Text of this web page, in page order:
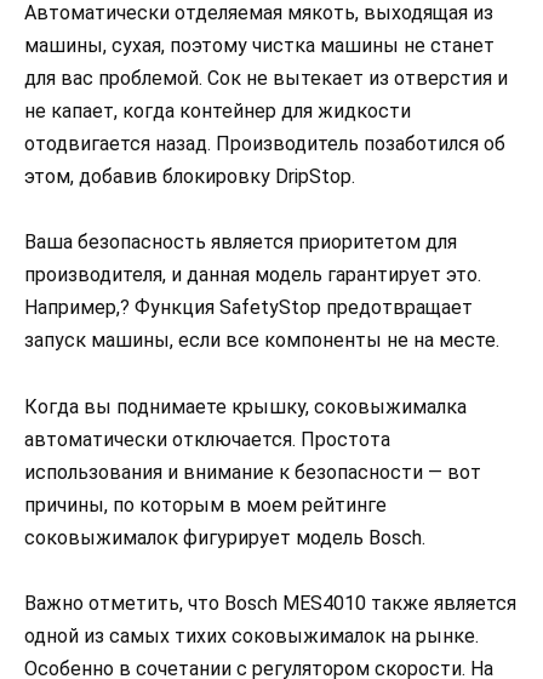
Автоматически отделяемая мякоть, выходящая из
машины, сухая, поэтому чистка машины не станет
для вас проблемой. Сок не вытекает из отверстия и
не капает, когда контейнер для жидкости
отодвигается назад. Производитель позаботился об
этом, добавив блокировку DripStop.
Ваша безопасность является приоритетом для
производителя, и данная модель гарантирует это.
Например,? Функция SafetyStop предотвращает
запуск машины, если все компоненты не на месте.
Когда вы поднимаете крышку, соковыжималка
автоматически отключается. Простота
использования и внимание к безопасности — вот
причины, по которым в моем рейтинге
соковыжималок фигурирует модель Bosch.
Важно отметить, что Bosch MES4010 также является
одной из самых тихих соковыжималок на рынке.
Особенно в сочетании с регулятором скорости. На